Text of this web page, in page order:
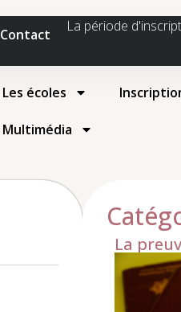
Contact La période
Les écoles
Multimédia
La